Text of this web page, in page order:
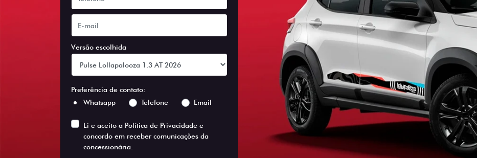
Versão escolhida
Preferência de contato:
Whatsapp
Telefone Email
Li e aceito a Política de Privacidade e
concordo em receber comunicações da
concessionária.